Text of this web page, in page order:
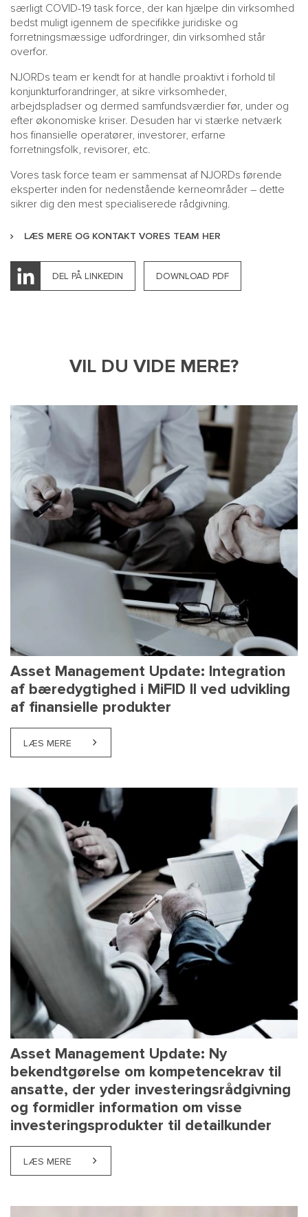
særligt COVID-19 task force, der kan hjælpe din virksomhed
bedst muligt igennem de specifikke juridiske og
forretningsmæssige udfordringer, din virksomhed står
overfor.
NJORDs team er kendt for at handle proaktivt i forhold til
konjunkturforandringer, at sikre virksomheder,
arbejdspladser og dermed samfundsværdier før, under og
efter økonomiske kriser. Desuden har vi stærke netværk
hos finansielle operatører, investorer, erfarne
forretningsfolk, revisorer, etc.
Vores task force team er sammensat af NJORDs førende
eksperter inden for nedenstående kerneområder – dette
sikrer dig den mest specialiserede rådgivning.
LÆS MERE OG KONTAKT VORES TEAM HER
DEL PÅ LINKEDIN DOWNLOAD PDF
VIL DU VIDE MERE?
Asset Management Update: Integration
af bæredygtighed i MiFID II ved udvikling
af finansielle produkter
LÆS MERE ABOUT ASSET MANAGEMENT UPDATE:
Asset Management Update: Ny
bekendtgørelse om kompetencekrav til
ansatte, der yder investeringsrådgivning
og formidler information om visse
investeringsprodukter til detailkunder
LÆS MERE ABOUT ASSET MANAGEMENT UPDATE: NY